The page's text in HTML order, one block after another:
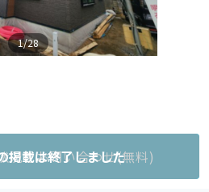
1/28
況をお問い合わせ(無料)
掲載は終了しました